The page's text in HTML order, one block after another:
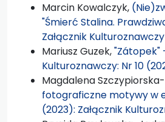
Marcin Kowalczyk,
"Śmierć Stalina.
Załącznik
Mariusz Guzek,"Zátopek"
Kulturoznawczy: Nr 10
Magdalena
fotograficzne motywy w
(2023): Załącznik